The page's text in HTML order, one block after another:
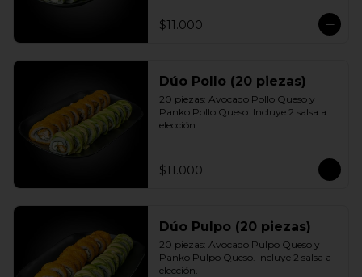
$11.000
Dúo Pollo (20 piezas)
20 piezas: Avocado Pollo Queso y
Panko Pollo Queso. Incluye 2 salsa a
elección.
$11.000
Dúo Pulpo (20 piezas)
20 piezas: Avocado Pulpo Queso y
Panko Pulpo Queso. Incluye 2 salsa a
elección.